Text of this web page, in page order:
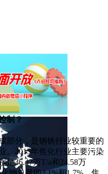
制？
部分，是钢铁行业较重要的
。2015年焦化行业主要污染
是36.47万T/a和24.58万